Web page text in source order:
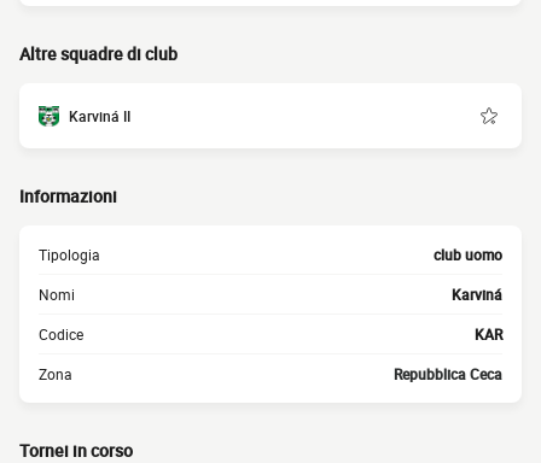
Altre squadre di club
Karviná II
Informazioni
Tipologia club uomo
Nomi Karviná
Codice KAR
Zona Repubblica Ceca
Tornei in corso